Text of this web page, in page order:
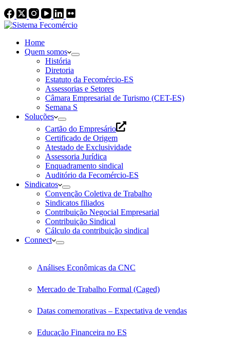
Home
Quem somos
História
Diretoria
Estatuto da Fecomércio-ES
Assessorias e Setores
Câmara Empresarial de Turismo (CET-ES)
Semana S
Soluções
Cartão do Empresário
Certificado de Origem
Atestado de Exclusividade
Assessoria Jurídica
Enquadramento sindical
Auditório da Fecomércio-ES
Sindicatos
Convenção Coletiva de Trabalho
Sindicatos filiados
Contribuição Negocial Empresarial
Contribuição Sindical
Cálculo da contribuição sindical
Connect
Análises Econômicas da CNC
Mercado de Trabalho Formal (Caged)
Datas comemorativas – Expectativa de vendas
Educação Financeira no ES